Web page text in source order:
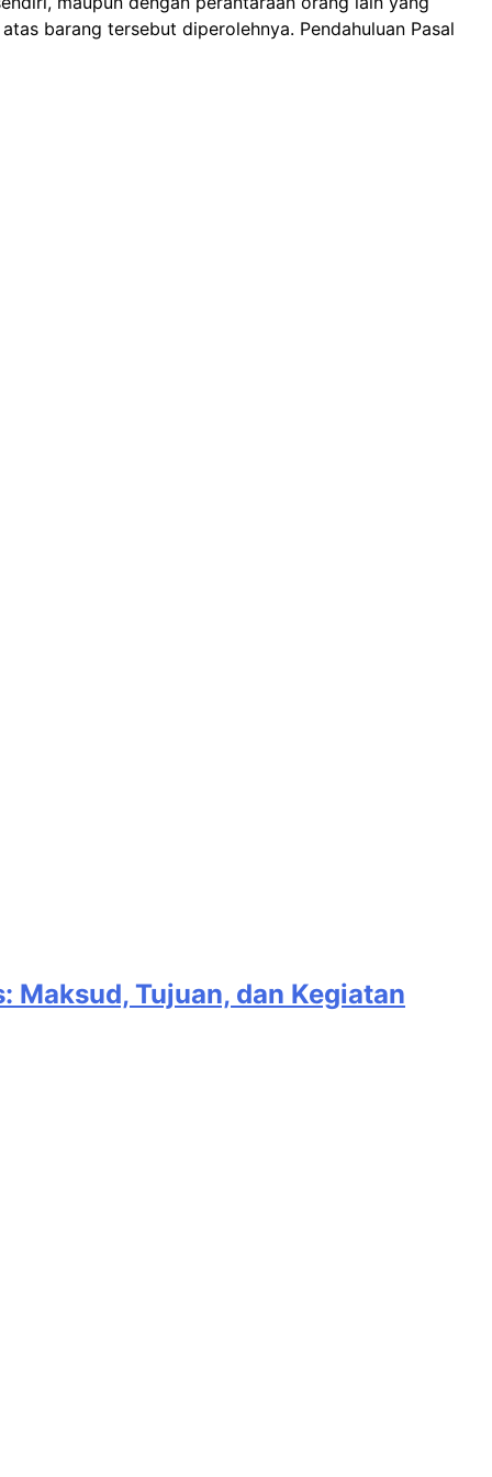
dalam jangka waktu paling lama 7 (tujuh) Hari setelah
sebagaimana dimaksud pada ayat (1),
Maksud, Tujuan, dan Kegiatan